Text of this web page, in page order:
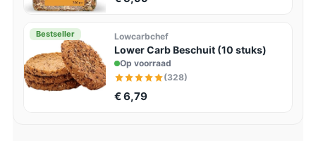
Bestseller Lowcarbchef
Lower Carb Beschuit (10 stuks)
Op voorraad
(328)
€ 6,79